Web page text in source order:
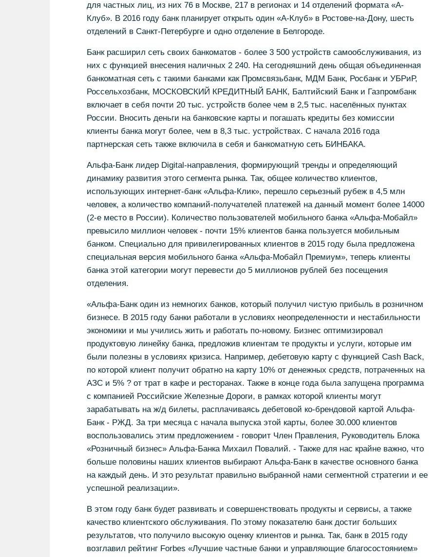
для частных лиц, из них 76 в Москве, 217 в регионах и 14 отделений формата «А-
Клуб». В 2016 году банк планирует открыть один «А-Клуб» в Ростове-на-Дону, шесть
отделений в Санкт-Петербурге и одно отделение в Белгороде.
Банк расширил сеть своих банкоматов - более 3 500 устройств самообслуживания, из
них с функцией внесения наличных 2 240. На сегодняшний день общая объединенная
банкоматная сеть с такими банками как Промсвязьбанк, МДМ Банк, Росбанк и УБРиР,
Россельхозбанк, МОСКОВСКИЙ КРЕДИТНЫЙ БАНК, Балтийский Банк и Газпромбанк
включает в себя почти 20 тыс. устройств более чем в 2,5 тыс. населённых пунктах
России. Вносить деньги на банковские карты и погашать кредиты без комиссии
клиенты банка могут более, чем в 8,3 тыс. устройствах. С начала 2016 года
партнерская сеть также включила в себя и банкоматную сеть БИНБАКА.
Альфа-Банк лидер Digital-направления, формирующий тренды и определяющий
динамику развития этого сегмента рынка. Так, общее количество клиентов,
использующих интернет-банк «Альфа-Клик», перешло серьезный рубеж в 4,5 млн
человек, а количество компаний-получателей платежей на данный момент более 14000
(2-е место в России). Количество пользователей мобильного банка «Альфа-Мобайл»
превысило миллион человек - почти 15% клиентов банка пользуется мобильным
банком. Специально для привилегированных клиентов в 2015 году была предложена
специальная версия мобильного банка «Альфа-Мобайл Премиум», теперь клиенты
банка этой категории могут перевести до 5 миллионов рублей без посещения
отделения.
«Альфа-Банк один из немногих банков, который получил чистую прибыль в розничном
бизнесе. В 2015 году банки работали в условиях неопределенности и нестабильности
экономики и мы учились жить и работать по-новому. Бизнес оптимизировал
продуктовую линейку банка, предложив клиентам те продукты и услуги, которые им
были полезны в условиях кризиса. Например, дебетовую карту с функцией Cash Back,
по которой клиент получит обратно на карту 10% от денежных средств, потраченных на
АЗС и 5% ? от трат в кафе и ресторанах. Также в конце года была запущена программа
с компанией Российские Железные Дороги, в рамках которой клиенты могут
зарабатывать на ж/д билеты, расплачиваясь дебетовой ко-брендовой картой Альфа-
Банк - РЖД. За три месяца с начала выпуска этой карты, более 30.000 клиентов
воспользовались этим предложением - говорит Член Правления, Руководитель Блока
«Розничный бизнес» Альфа-Банка Михаил Повалий. - Также для нас крайне важно, что
больше половины наших клиентов выбирают Альфа-Банк в качестве основного банка
на каждый день. И это результат правильно выбранной нами сегментной стратегии и ее
успешной реализации».
В этом году банк будет развивать и совершенствовать продукты и сервисы, а также
качество клиентского обслуживания. По этому показателю банк достиг больших
результатов, что получило высокую оценку клиентов и рынка. Так, банк в 2015 году
возглавил рейтинг Forbes «Лучшие частные банки и управляющие благосостоянием»